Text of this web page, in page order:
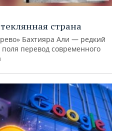
страна
Бахтияра Али — редкий
перевод современного